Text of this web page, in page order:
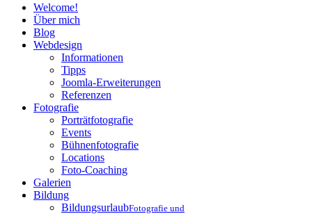
Welcome!
Über mich
Blog
Webdesign
Informationen
Tipps
Joomla-Erweiterungen
Referenzen
Fotografie
Porträtfotografie
Events
Bühnenfotografie
Locations
Foto-Coaching
Galerien
Bildung
BildungsurlaubFotografie und